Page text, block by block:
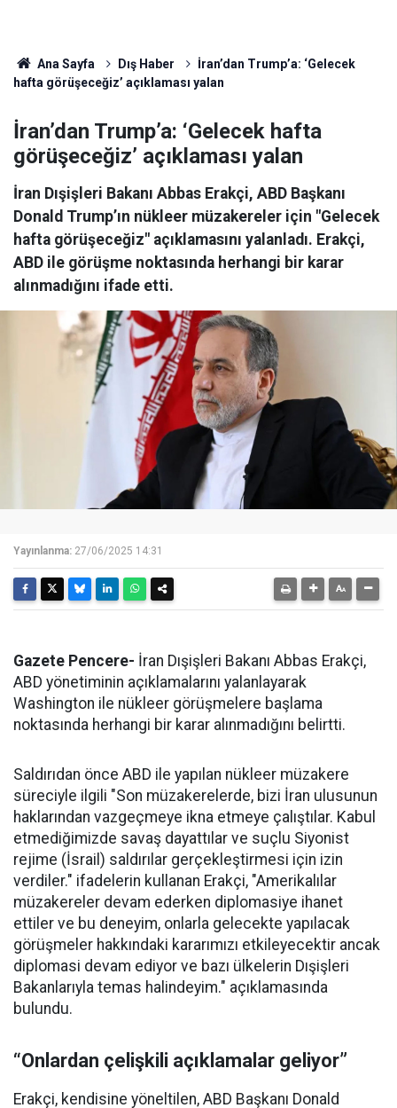
Ana Sayfa Dış Haber
İran’dan Trump’a: ‘Gelecek
hafta görüşeceğiz’ açıklaması yalan
İran’dan Trump’a: ‘Gelecek hafta
görüşeceğiz’ açıklaması yalan
İran Dışişleri Bakanı Abbas Erakçi, ABD Başkanı
Donald Trump’ın nükleer müzakereler için "Gelecek
hafta görüşeceğiz" açıklamasını yalanladı. Erakçi,
ABD ile görüşme noktasında herhangi bir karar
alınmadığını ifade etti.
Yayınlanma: 27/06/2025 14:31
Gazete Pencere- İran Dışişleri Bakanı Abbas Erakçi,
ABD yönetiminin açıklamalarını yalanlayarak
Washington ile nükleer görüşmelere başlama
noktasında herhangi bir karar alınmadığını belirtti.
Saldırıdan önce ABD ile yapılan nükleer müzakere
süreciyle ilgili "Son müzakerelerde, bizi İran ulusunun
haklarından vazgeçmeye ikna etmeye çalıştılar. Kabul
etmediğimizde savaş dayattılar ve suçlu Siyonist
rejime (İsrail) saldırılar gerçekleştirmesi için izin
verdiler." ifadelerin kullanan Erakçi, "Amerikalılar
müzakereler devam ederken diplomasiye ihanet
ettiler ve bu deneyim, onlarla gelecekte yapılacak
görüşmeler hakkındaki kararımızı etkileyecektir ancak
diplomasi devam ediyor ve bazı ülkelerin Dışişleri
Bakanlarıyla temas halindeyim." açıklamasında
bulundu.
“Onlardan çelişkili açıklamalar geliyor”
Erakçi, kendisine yöneltilen, ABD Başkanı Donald